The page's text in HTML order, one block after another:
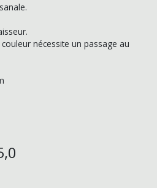
nécessite un passage au